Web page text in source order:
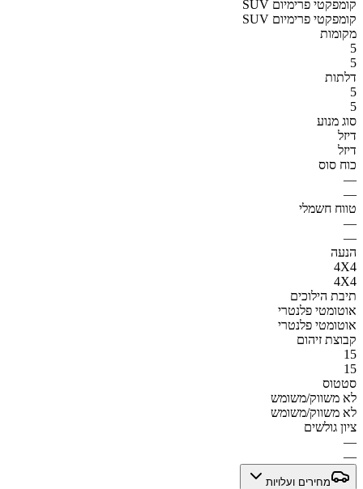
SUV קומפקטי פרימיום
SUV קומפקטי פרימיום
מקומות
5
5
דלתות
5
5
סוג מנוע
דיזל
דיזל
כוח סוס
—
—
טווח חשמלי
—
—
הנעה
4X4
4X4
תיבת הילוכים
אוטומטי פלנטרי
אוטומטי פלנטרי
קבוצת זיהום
15
15
סטטוס
לא משווק/משומש
לא משווק/משומש
ציון גולשים
—
—
מחירים ועלויות